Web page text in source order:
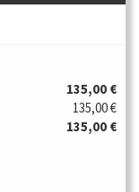
135,00 €
135,00 €
135,00 €